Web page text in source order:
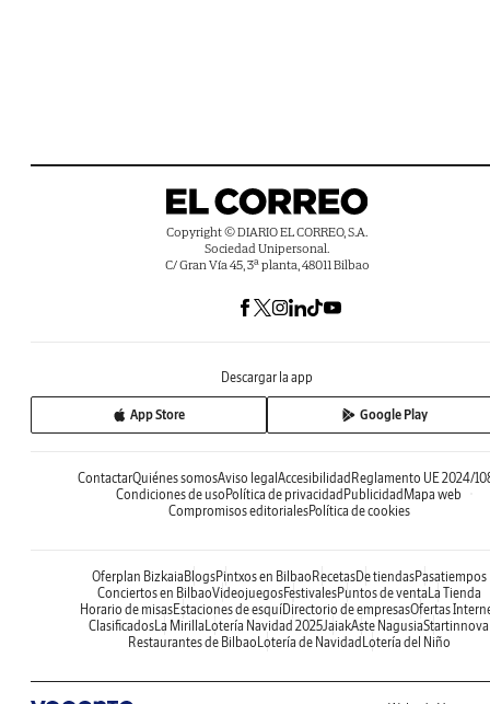
Copyright © DIARIO EL CORREO, S.A.
Sociedad Unipersonal.
C/ Gran Vía 45, 3ª planta, 48011 Bilbao
Descargar la app
App Store Google Play
ContactarQuiénes somosAviso legalAccesibilidadReglamento UE 2024/
Condiciones de usoPolítica de privacidadPublicidadMapa web
Compromisos editorialesPolítica de cookies
Oferplan BizkaiaBlogsPintxos en BilbaoRecetasDe tiendasPasatiempos
Conciertos en BilbaoVideojuegosFestivalesPuntos de ventaLa Tienda
Horario de misasEstaciones de esquíDirectorio de empresasOfertas
ClasificadosLa MirillaLotería Navidad 2025JaiakAste NagusiaStartinnova
Restaurantes de BilbaoLotería de NavidadLotería del Niño